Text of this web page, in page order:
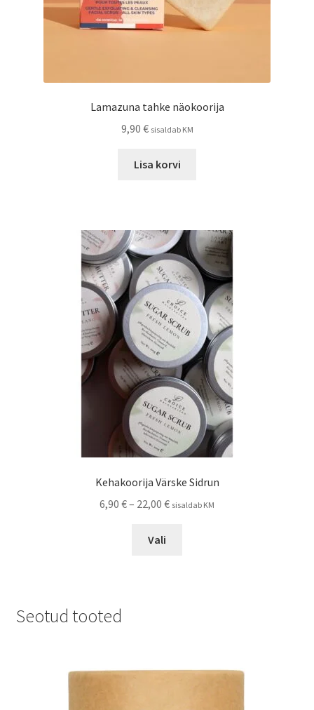
Lamazuna tahke näokoorija
9,90 € sisaldab KM
Lisa korvi
Kehakoorija Värske Sidrun
6,90 €– 22,00 €Hinnavahemik:
sisaldab KM
Vali
tootelehel.
Seotud tooted